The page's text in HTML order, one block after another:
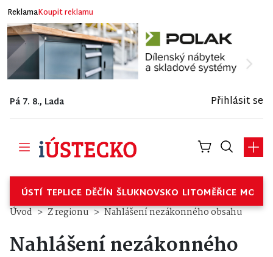
ReklamaKoupit reklamu
Pá 7. 8., Lada Přihlásit se
ÚSTÍ TEPLICE DĚČÍN ŠLUKNOVSKO LITOMĚŘICE
Úvod Z regionu Nahlášení nezákonného obsahu
Nahlášení nezákonného